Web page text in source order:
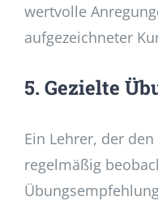
wertvolle
aufgezeichneter
5. Gezielte
Ein Lehrer, der
regelmäßig